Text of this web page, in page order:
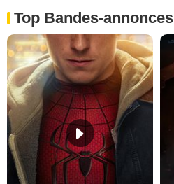
Top Bandes-annonces